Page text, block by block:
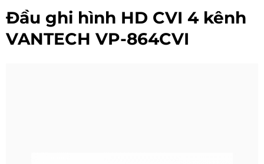
Đầu ghi hình HD CVI 4 kênh
VANTECH VP-864CVI